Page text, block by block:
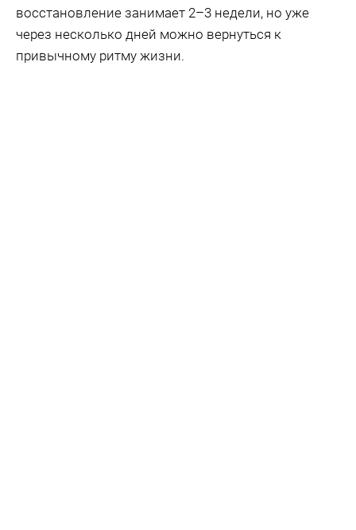
восстановление занимает 2–3 недели, но уже
через несколько дней можно вернуться к
привычному ритму жизни.